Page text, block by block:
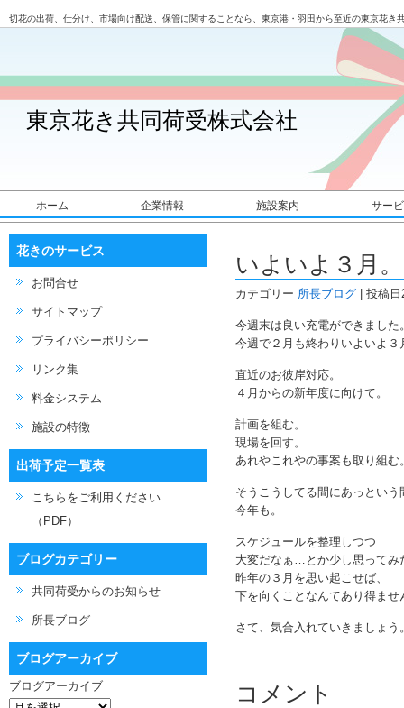
切花の出荷、仕分け、市場向け配送、保管に関することなら、東京港・羽田から至近の東京花き
東京花き共同荷受株式会社
ホーム 企業情報 施設案内 サー
花きのサービス
お問合せ
サイトマップ
プライバシーポリシー
リンク集
料金システム
施設の特徴
出荷予定一覧表
こちらをご利用ください
（PDF）
ブログカテゴリー
共同荷受からのお知らせ
所長ブログ
ブログアーカイブ
ブログアーカイブ
いよいよ３月。
カテゴリー 所長ブログ | 投稿
今週末は良い充電ができました
今週で２月も終わりいよいよ３
直近のお彼岸対応。
４月からの新年度に向けて。
計画を組む。
現場を回す。
あれやこれやの事案も取り組む
そうこうしてる間にあっとい
今年も。
スケジュールを整理しつつ
大変だなぁ…とか少し思ってみ
昨年の３月を思い起こせば、
下を向くことなんてあり得ませ
さて、気合入れていきましょう
コメント